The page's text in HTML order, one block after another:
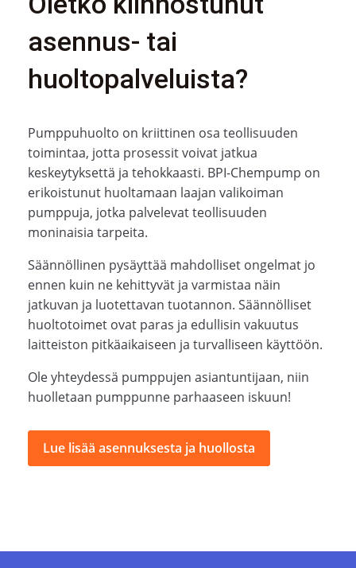
asennus- tai
huoltopalveluista?
Pumppuhuolto on kriittinen osa teollisuuden
toimintaa, jotta prosessit voivat jatkua
keskeytyksettä ja tehokkaasti. BPI-Chempump on
erikoistunut huoltamaan laajan valikoiman
pumppuja, jotka palvelevat teollisuuden
moninaisia tarpeita.
Säännöllinen pysäyttää mahdolliset ongelmat jo
ennen kuin ne kehittyvät ja varmistaa näin
jatkuvan ja luotettavan tuotannon. Säännölliset
huoltotoimet ovat paras ja edullisin vakuutus
laitteiston pitkäaikaiseen ja turvalliseen käyttöön.
Ole yhteydessä pumppujen asiantuntijaan, niin
huolletaan pumppunne parhaaseen iskuun!
Lue lisää asennuksesta ja huollosta